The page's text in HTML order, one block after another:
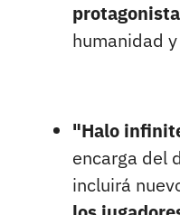
humanidad
"Halo
encarga del
incluirá